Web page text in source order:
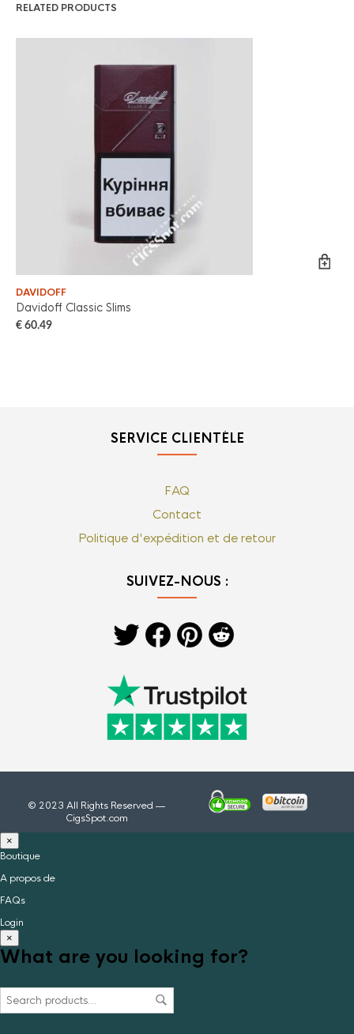
RELATED PRODUCTS
DAVIDOFF
Davidoff Classic Slims
€ 60.49
SERVICE CLIENTÈLE
FAQ
Contact
Politique d'expédition et de retour
SUIVEZ-NOUS :
© 2023 All Rights Reserved —
CigsSpot.com
×
Boutique
A propos de
FAQs
Login
×
What are you looking for?